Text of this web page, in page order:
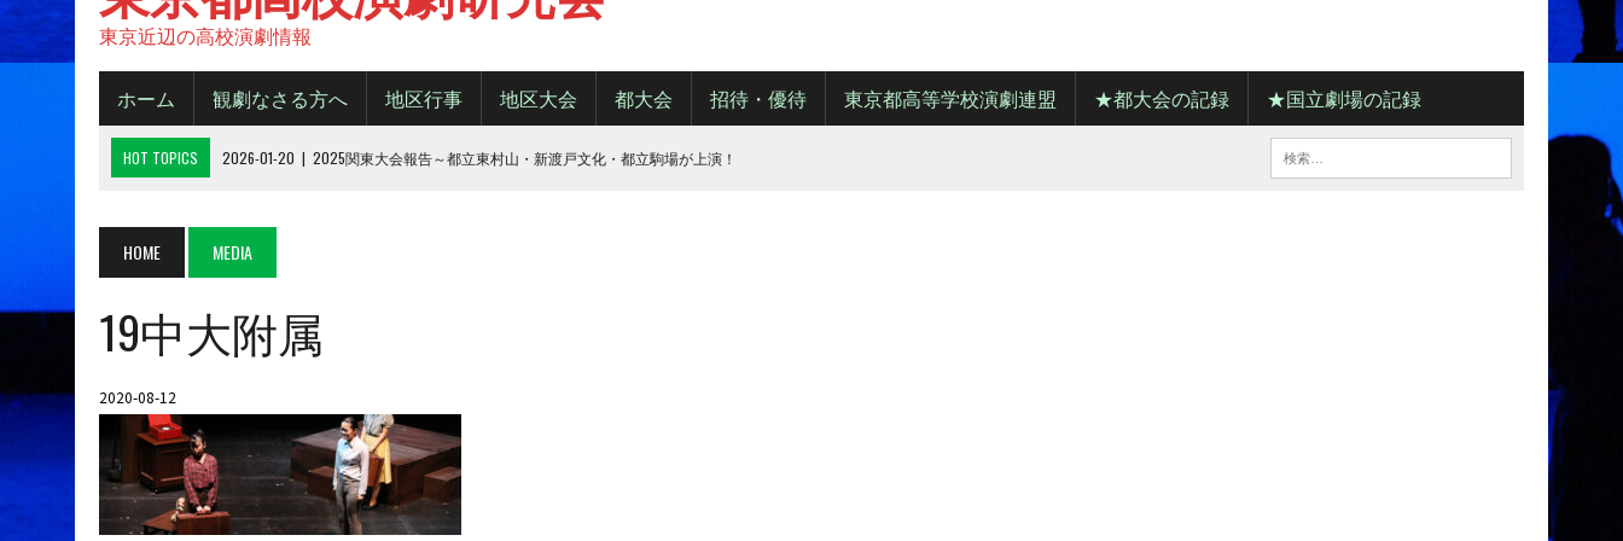
東京近辺の高校演劇情報
ホーム 観劇なさる方へ 地区行事 地区大会 都大会 招待・優待 東京都高等学校演劇連盟 ★都大会の記録 ★国立劇場の記録
HOT TOPICS 2026-01-20 | 2025関東大会報告～都立東村山・新渡戸文化・都立駒場が上演！
2025-10-14 | 2025年 都大会の観劇について
2026-06-15
令和８年度城東地区新人デビューフェスティバル
HOME MEDIA
19中大附属
2020-08-12